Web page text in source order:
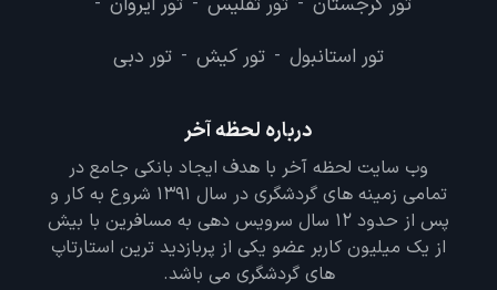
تور استانبول - تور کیش - تور دبی
درباره لحظه آخر
وب سایت لحظه آخر با هدف ایجاد بانکی جامع در
تمامی زمینه های گردشگری در سال 1391 شروع به کار و
پس از حدود 12 سال سرویس دهی به مسافرین با بیش
از یک میلیون کاربر عضو یکی از پربازدید ترین استارتاپ
های گردشگری می باشد.